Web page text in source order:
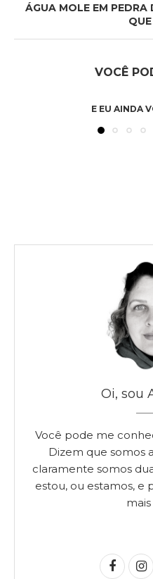
ÁGUA MOLE EM
VOCÊ
E EU AINDA
Oi, sou
Você pode me
Dizem que somos
claramente somos
estou, ou estamos, e